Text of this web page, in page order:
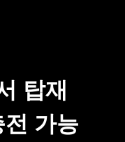
탑재
가능